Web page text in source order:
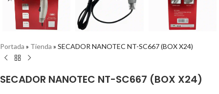
Portada » Tienda » SECADOR NANOTEC NT-SC667 (BOX X24)
SECADOR NANOTEC NT-SC667 (BOX X24)